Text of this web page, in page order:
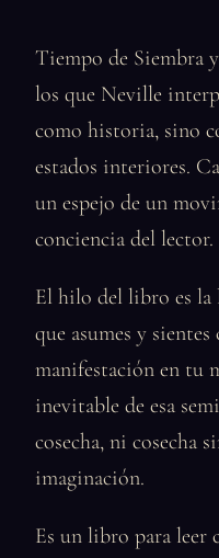
Tiempo de Siembra
los que Neville
como historia, sino
estados interiores.
un espejo de un
conciencia del lector.
El hilo del libro es la
que asumes y
manifestación en tu
inevitable de esa
cosecha, ni cosecha
imaginación.
Es un libro para leer